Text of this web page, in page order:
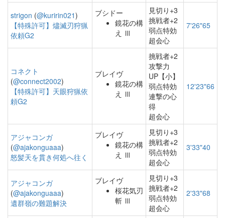
strigon (@kuririn021)
【特殊許可】燼滅刃狩猟
依頼G2
ブシドー
鏡花の構
え Ⅲ
見切り+3
挑戦者+2
弱点特効
超会心
7'26"65
コネクト
(@connect2002)
【特殊許可】天眼狩猟依
頼G2
ブレイヴ
鏡花の構
え Ⅲ
挑戦者+2
攻撃力
UP【小】
弱点特効
連撃の心
得
超会心
12'23"66
アジャコンガ
(@ajakonguaaa)
怒髪天を貫き何処へ往く
ブレイヴ
鏡花の構
え Ⅲ
見切り+3
挑戦者+2
弱点特効
超会心
3'33"40
アジャコンガ
(@ajakonguaaa)
遺群嶺の難題解決
ブレイヴ
桜花気刃
斬 Ⅲ
見切り+3
挑戦者+2
弱点特効
超会心
2'33"68